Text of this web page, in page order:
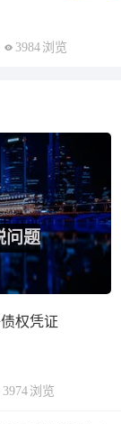
3984 浏览
问题
权凭证
3974 浏览